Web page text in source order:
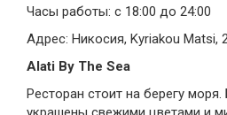
Часы работы: с 18:00 до 24:00
Адрес: Никосия, Kyriakou Matsi,
Alati By The Sea
Ресторан стоит на берегу